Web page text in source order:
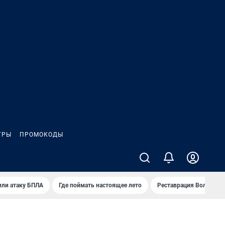
ПРОМОКОДЫ
атаку БПЛА Где поймать настоящее лето Реставрация